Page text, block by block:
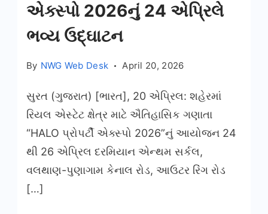
એક્સ્પો 2026નું 24 એપ્રિલે
ભવ્ય ઉદ્ઘાટન
By NWG Web Desk April 20, 2026
સુરત (ગુજરાત) [ભારત], 20 એપ્રિલ: શહેરમાં
રિયલ એસ્ટેટ ક્ષેત્ર માટે ઐતિહાસિક ગણાતા
“HALO પ્રોપર્ટી એક્સ્પો 2026”નું આયોજન 24
થી 26 એપ્રિલ દરમિયાન એન્થમ સર્કલ,
વલથાણ-પુણાગામ કેનાલ રોડ, આઉટર રિંગ રોડ
[…]